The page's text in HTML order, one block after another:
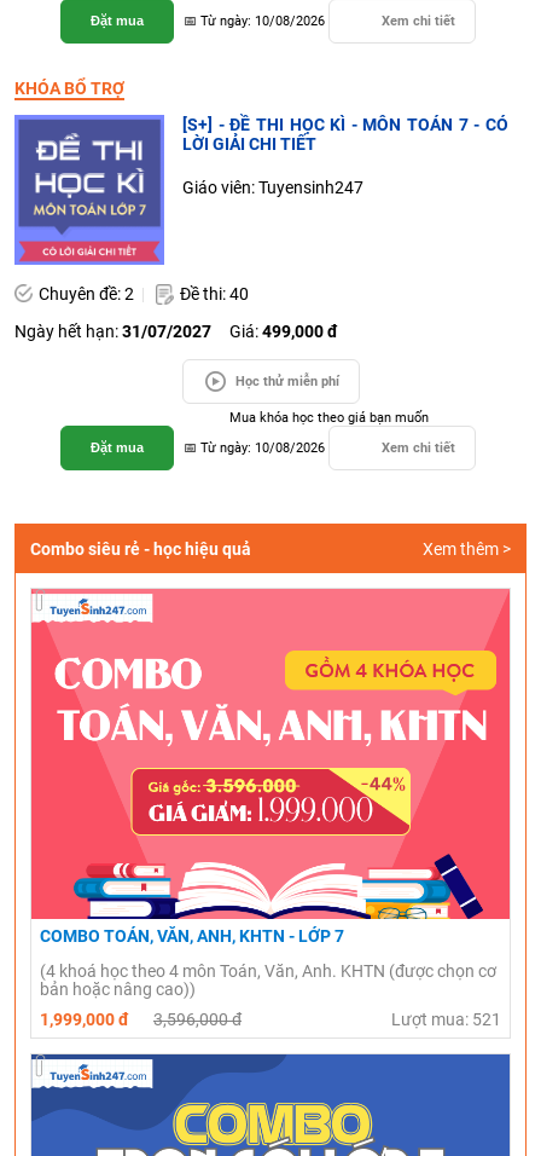
Đặt mua
📅 Từ ngày: 10/08/2026
Xem chi tiết
KHÓA BỔ TRỢ
[S+] - ĐỀ THI HỌC KÌ - MÔN TOÁN 7 - CÓ
LỜI GIẢI CHI TIẾT
Giáo viên: Tuyensinh247
Chuyên đề: 2
Đề thi: 40
Ngày hết hạn:31/07/2027 Giá:499,000 đ
Học thử miễn phí
Đặt mua
Mua khóa học theo giá bạn muốn
📅 Từ ngày: 10/08/2026
Xem chi tiết
Combo siêu rẻ - học hiệu quả Xem thêm >
COMBO TOÁN, VĂN, ANH, KHTN - LỚP 7
(4 khoá học theo 4 môn Toán, Văn, Anh. KHTN (được chọn cơ
bản hoặc nâng cao))
1,999,000 đ
3,596,000 đ Lượt mua: 521